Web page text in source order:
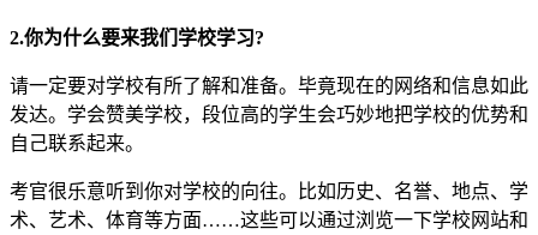
2.你为什么要来我们学校学习?
请一定要对学校有所了解和准备。毕竟现在的网络和信息如此
发达。学会赞美学校，段位高的学生会巧妙地把学校的优势和
自己联系起来。
考官很乐意听到你对学校的向往。比如历史、名誉、地点、学
术、艺术、体育等方面……这些可以通过浏览一下学校网站和